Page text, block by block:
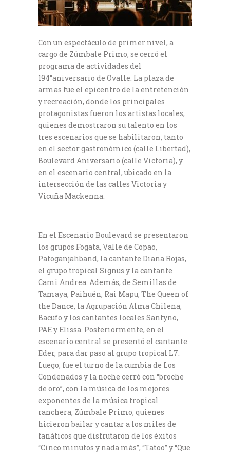
Con un espectáculo de primer nivel, a
cargo de Zúmbale Primo, se cerró el
programa de actividades del
194°aniversario de Ovalle. La plaza de
armas fue el epicentro de la entretención
y recreación, donde los principales
protagonistas fueron los artistas locales,
quienes demostraron su talento en los
tres escenarios que se habilitaron, tanto
en el sector gastronómico (calle Libertad),
Boulevard Aniversario (calle Victoria), y
en el escenario central, ubicado en la
intersección de las calles Victoria y
Vicuña Mackenna.
En el Escenario Boulevard se presentaron
los grupos Fogata, Valle de Copao,
Patoganjahband, la cantante Diana Rojas,
el grupo tropical Signus y la cantante
Cami Andrea. Además, de Semillas de
Tamaya, Paihuén, Rai Mapu, The Queen of
the Dance, la Agrupación Alma Chilena,
Bacufo y los cantantes locales Santyno,
PAE y Elissa. Posteriormente, en el
escenario central se presentó el cantante
Eder, para dar paso al grupo tropical L7.
Luego, fue el turno de la cumbia de Los
Condenados y la noche cerró con “broche
de oro”, con la música de los mejores
exponentes de la música tropical
ranchera, Zúmbale Primo, quienes
hicieron bailar y cantar a los miles de
fanáticos que disfrutaron de los éxitos
“Cinco minutos y nada más”, “Tatoo” y “Que